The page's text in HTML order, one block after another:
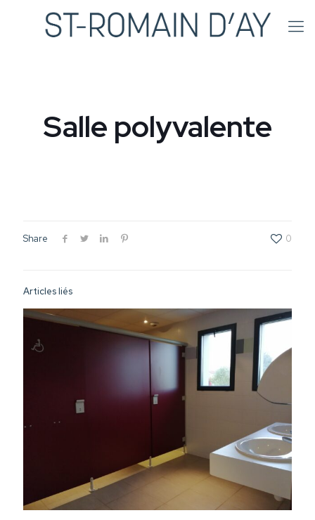
Salle polyvalente
Share 0
Articles liés